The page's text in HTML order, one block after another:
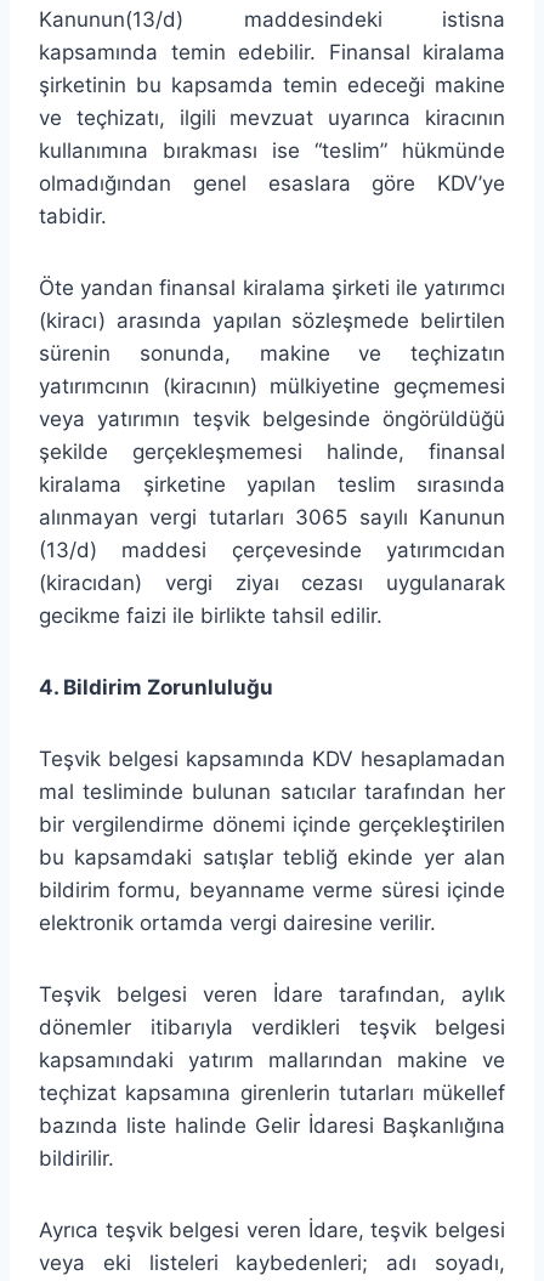
Kanunun(13/d) maddesindeki istisna
kapsamında temin edebilir. Finansal kiralama
şirketinin bu kapsamda temin edeceği makine
ve teçhizatı, ilgili mevzuat uyarınca kiracının
kullanımına bırakması ise “teslim” hükmünde
olmadığından genel esaslara göre KDV’ye
tabidir.
Öte yandan finansal kiralama şirketi ile yatırımcı
(kiracı) arasında yapılan sözleşmede belirtilen
sürenin sonunda, makine ve teçhizatın
yatırımcının (kiracının) mülkiyetine geçmemesi
veya yatırımın teşvik belgesinde öngörüldüğü
şekilde gerçekleşmemesi halinde, finansal
kiralama şirketine yapılan teslim sırasında
alınmayan vergi tutarları 3065 sayılı Kanunun
(13/d) maddesi çerçevesinde yatırımcıdan
(kiracıdan) vergi ziyaı cezası uygulanarak
gecikme faizi ile birlikte tahsil edilir.
4. Bildirim Zorunluluğu
Teşvik belgesi kapsamında KDV hesaplamadan
mal tesliminde bulunan satıcılar tarafından her
bir vergilendirme dönemi içinde gerçekleştirilen
bu kapsamdaki satışlar tebliğ ekinde yer alan
bildirim formu, beyanname verme süresi içinde
elektronik ortamda vergi dairesine verilir.
Teşvik belgesi veren İdare tarafından, aylık
dönemler itibarıyla verdikleri teşvik belgesi
kapsamındaki yatırım mallarından makine ve
teçhizat kapsamına girenlerin tutarları mükellef
bazında liste halinde Gelir İdaresi Başkanlığına
bildirilir.
Ayrıca teşvik belgesi veren İdare, teşvik belgesi
veya eki listeleri kaybedenleri; adı soyadı,